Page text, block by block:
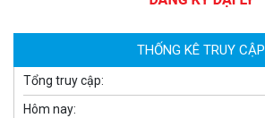
MUA NGAY
THỐNG KÊ TRUY CẬP
Tổng truy cập:
Hôm nay: